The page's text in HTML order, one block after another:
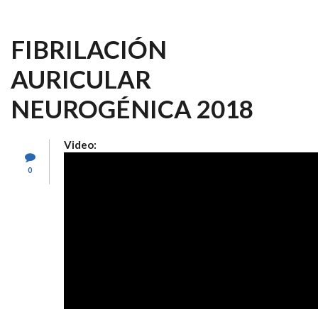
FIBRILACIÓN
AURICULAR
NEUROGÉNICA 2018
0
Video: